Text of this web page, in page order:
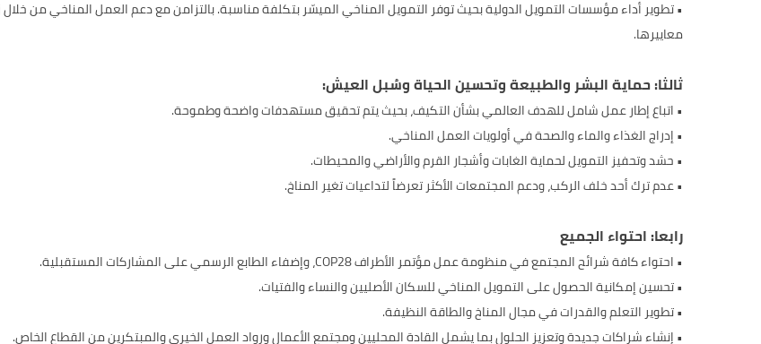
• تطوير أداء مؤسسات التمويل الدولية بحيث توفر التمويل المناخي الميسّر بتكلفة مناسبة. بالتزامن مع دعم العمل المناخي من
معاييرها.
ثالثا: حماية البشر والطبيعة وتحسين الحياة وسُبل العيش:
• اتباع إطار عمل شامل للهدف العالمي بشأن التكيف، بحيث يتم تحقيق مستهدفات واضحة وطموحة.
• إدراج الغذاء والماء والصحة في أولويات العمل المناخي.
• حشد وتحفيز التمويل لحماية الغابات وأشجار القرم والأراضي والمحيطات.
• عدم ترك أحد خلف الركب، ودعم المجتمعات الأكثر تعرضاً لتداعيات تغير المناخ.
رابعا: احتواء الجميع
• احتواء كافة شرائح المجتمع في منظومة عمل مؤتمر الأطراف COP28، وإضفاء الطابع الرسمي على المشاركات المستقبلية.
• تحسين إمكانية الحصول على التمويل المناخي للسكان الأصليين والنساء والفتيات.
• تطوير التعلم والقدرات في مجال المناخ والطاقة النظيفة.
• إنشاء شراكات جديدة وتعزيز الحلول بما يشمل القادة المحليين ومجتمع الأعمال ورواد العمل الخيري والمبتكرين من القطاع الخاص.